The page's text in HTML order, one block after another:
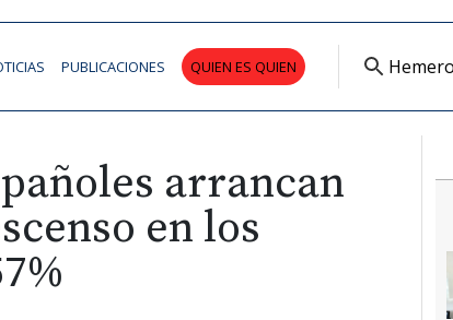
PUBLICACIONES QUIEN ES QUIEN
arrancan
en los